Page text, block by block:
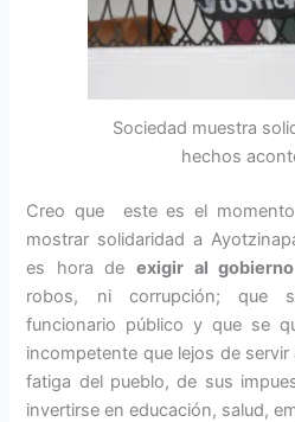
Sociedad muestra
hechos
Creo que este es el
mostrar solidaridad a
es hora de exigir al
robos, ni corrupción; que
funcionario público y que se
incompetente que lejos de
fatiga del pueblo, de sus
invertirse en educación, salud,